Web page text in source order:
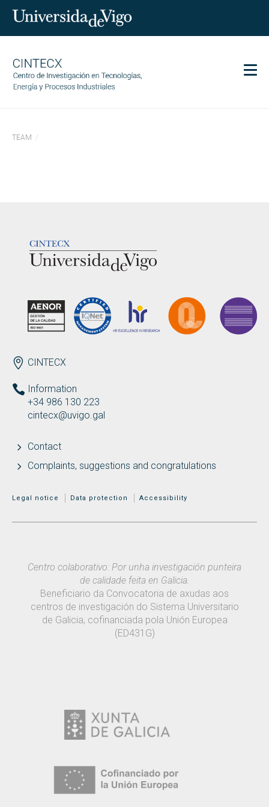
Research
Equality
GL ES Search
for:
SEARCH
TEAM
ENDEREZO EN
CINTECX
Information
+34 986 130 223
cintecx@uvigo.gal
Contact
Complaints, suggestions and congratulations
MENÚ ADICIONAL
Legal notice Data protection Accessibility
Centro colaborativo: Por unha investigación punteira
de calidade feita en Galicia.
Beneficiario da Convocatoria de axudas aos
centros de investigación do Sistema Universitario
de Galicia, cofinanciada pola Unión Europea
(ED431G)